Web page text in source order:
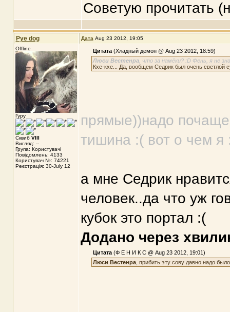
Советую прочитать
Pye dog Дата Aug 23 2012, 19:05
Offline
Гуру
Сквиб VIII
Вигляд: --
Група: Користувачі
Повідомлень: 4133
Користувач №: 74221
Реєстрація: 30-July 12
Цитата(Хладный демон @ Aug 23 2012, 18:59)
Люси Вестенра, что за намёки? :D Фень, я не
Кхе-кхе... Да, вообщем Седрик был очень светлой
прямые))надо
тишина :( вот о чем я
а мне Седрик
человек..да что уж
кубок это портал :(
Додано через
Цитата(Ф Е Н И К С @ Aug 23 2012, 19:01)
Люси Вестенра, прибить эту сову давно надо